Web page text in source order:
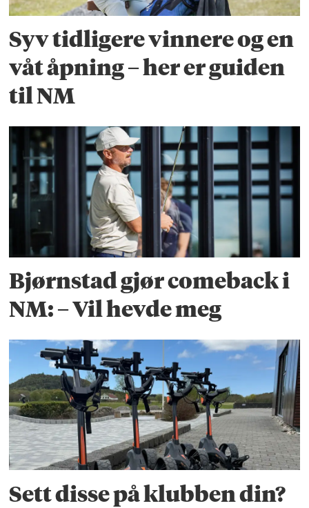
Syv tidligere vinnere og en
våt åpning – her er guiden
til NM
Bjørnstad gjør comeback i
NM: – Vil hevde meg
Sett disse på klubben din?